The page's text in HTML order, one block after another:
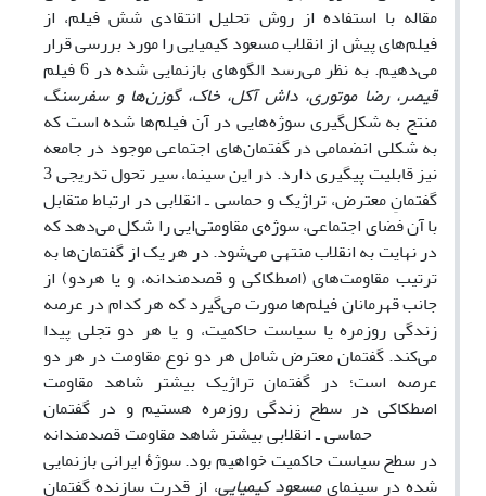
مقاله با استفاده از روش تحلیل انتقادی شش فیلم، از
فیلم‌های پیش از انقلاب مسعود کیمیایی را مورد بررسی قرار
می‌دهیم. به نظر می‌رسد الگوهای بازنمایی شده در 6 فیلم
قیصر، رضا موتوری، داش آکل، خاک، گوزن‌ها و سفرسنگ
منتج به شکل‌گیری سوژه‌هایی در آن فیلم‌ها شده است که
به شکلی انضمامی در گفتمان‌های اجتماعی موجود در جامعه
نیز قابلیت پیگیری دارد. در این سینما، سیر تحول تدریجی 3
گفتمانِ معترض، تراژیک و حماسی ـ انقلابی در ارتباط متقابل
با آن فضای اجتماعی، سوژه‌ی مقاومتی‌ایی را شکل می‌دهد که
در نهایت به انقلاب منتهی می‌شود. در هر یک از گفتمان‌ها به
ترتیب مقاومت‌های (اصطکاکی و قصدمندانه، و یا هردو) از
جانب قهرمانان فیلم‌ها صورت می‌گیرد که هر کدام در عرصه
زندگی روزمره یا سیاست حاکمیت، و یا هر دو تجلی پیدا
می‌کند. گفتمان معترض شامل هر دو نوع مقاومت در هر دو
عرصه است؛ در گفتمان تراژیک بیشتر شاهد مقاومت
اصطکاکی در سطح زندگی روزمره هستیم و در گفتمان
حماسی ـ انقلابی بیشتر شاهد مقاومت قصدمندانه
در سطح سیاست حاکمیت خواهیم بود. سوژۀ ایرانی بازنمایی
شده در سینمایمسعود کیمیایی، از قدرت سازنده گفتمان